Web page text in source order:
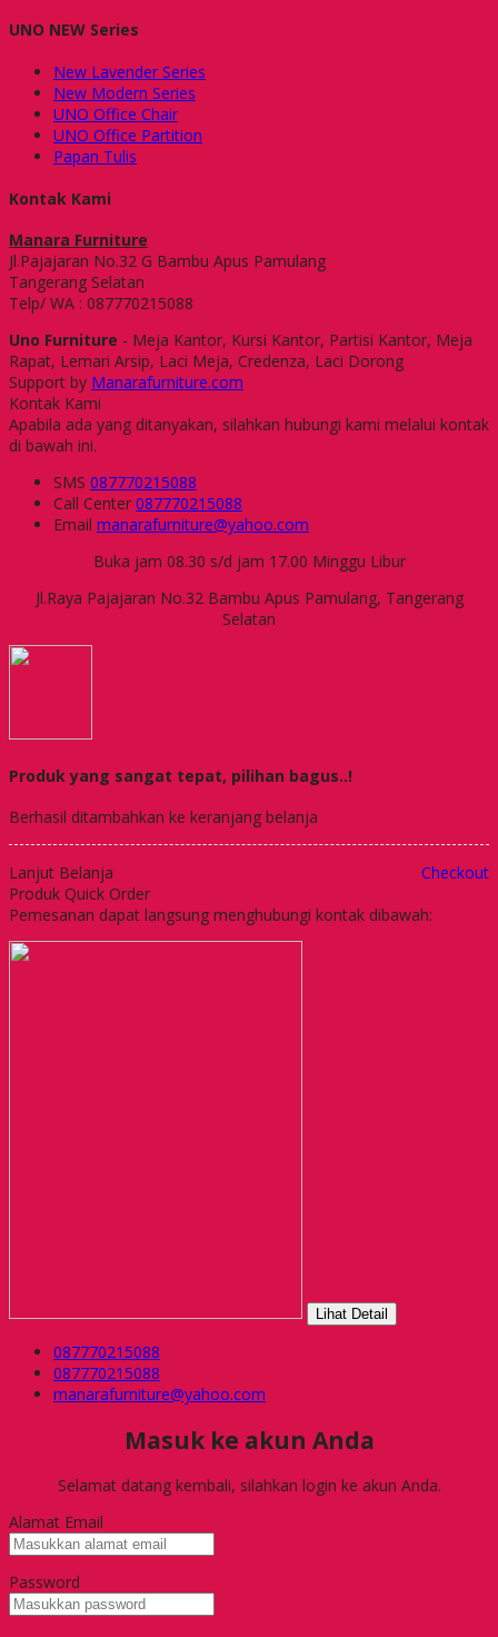
UNO NEW Series
New Lavender Series
New Modern Series
UNO Office Chair
UNO Office Partition
Papan Tulis
Kontak Kami
Manara Furniture
Jl.Pajajaran No.32 G Bambu Apus Pamulang
Tangerang Selatan
Telp/ WA : 087770215088
Uno Furniture - Meja Kantor, Kursi Kantor, Partisi Kantor, Meja
Rapat, Lemari Arsip, Laci Meja, Credenza, Laci Dorong
Support by Manarafurniture.com
Kontak Kami
Apabila ada yang ditanyakan, silahkan hubungi kami melalui kontak
di bawah ini.
SMS 087770215088
Call Center 087770215088
Email manarafurniture@yahoo.com
Buka jam 08.30 s/d jam 17.00 Minggu Libur
Jl.Raya Pajajaran No.32 Bambu Apus Pamulang, Tangerang
Selatan
Produk yang sangat tepat, pilihan bagus..!
Berhasil ditambahkan ke keranjang belanja
Lanjut Belanja
Checkout
Produk Quick Order
Pemesanan dapat langsung menghubungi kontak dibawah:
Lihat Detail
087770215088
087770215088
manarafurniture@yahoo.com
Masuk ke akun Anda
Selamat datang kembali, silahkan login ke akun Anda.
Alamat Email
Password